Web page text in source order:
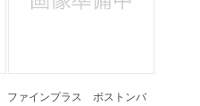
ファインプラス ボストンバ